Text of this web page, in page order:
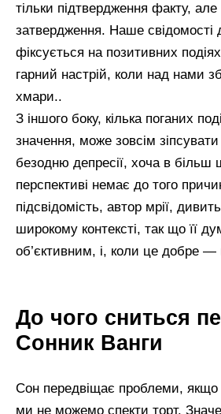
тільки підтвердження факту, але
затвердження. Наше свідомості
фіксується на позитивних
гарний настрій, коли над нами
хмари..
З іншого боку, кілька поганих
значення, може зовсім зіпсувати
безодню депресії, хоча в більш
перспективі немає до того
підсвідомість, автор мрії,
широкому контексті, так що її
об’єктивним, і, коли це добре —
До чого сниться
Сонник Ванги
Сон передвіщає проблеми, якщо
ми не можемо спекти торт.